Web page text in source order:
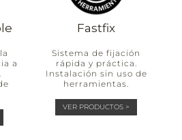
a
Fastfix
Sistema de fijación
rápida y práctica.
Instalación sin uso de
herramientas.
VER PRODUCTOS >